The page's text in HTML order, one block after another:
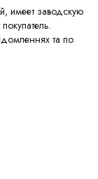
имеет заводскую
та по